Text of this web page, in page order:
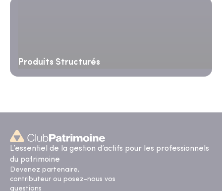
Produits Structurés
L’essentiel de la gestion d’actifs pour les professionnels
du patrimoine
Devenez partenaire,
contributeur ou posez-nous vos
questions